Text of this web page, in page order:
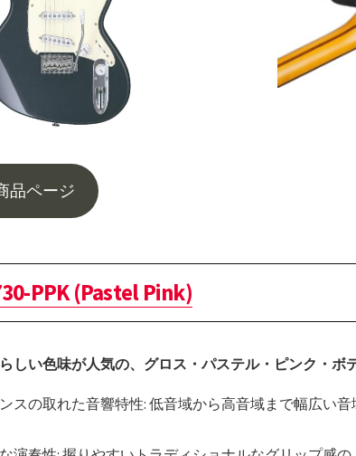
品ページ
PPK (Pastel Pink)
しい色味が人気の、グロス・パステル・ピンク・ボ
スの取れた音響特性: 低音域から高音域まで幅広い